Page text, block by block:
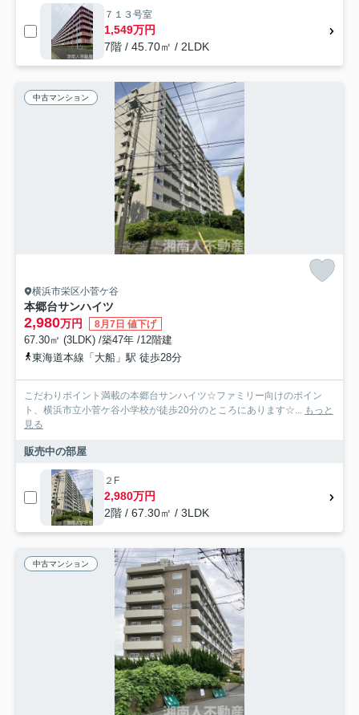
７１３号室
1,549万円
7階 / 45.70㎡ / 2LDK
中古マンション
横浜市栄区小菅ケ谷
本郷台サンハイツ
2,980万円 8月7日 値下げ
67.30㎡ (3LDK) /築47年 /12階建
東海道本線「大船」駅 徒歩28分
こだわりポイント満載の本郷台サンハイツ☆ファミリー向けのポイン
ト、横浜市立小菅ケ谷小学校が徒歩20分のところにあります☆... もっと
見る
販売中の部屋
２F
2,980万円
2階 / 67.30㎡ / 3LDK
中古マンション